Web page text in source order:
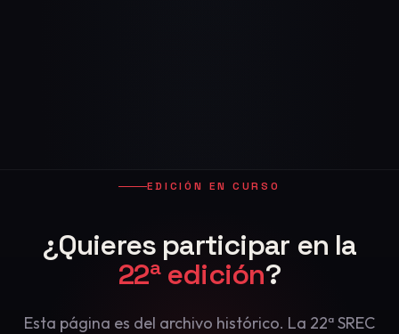
EDICIÓN EN CURSO
¿Quieres participar en la
22ª edición?
Esta página es del archivo histórico. La 22ª SREC